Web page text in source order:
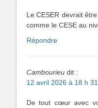
Le CESER devrait
comme le CESE au
Répondre
Cambourieu dit :
12 avril 2026 à 18 h
De tout cœur avec